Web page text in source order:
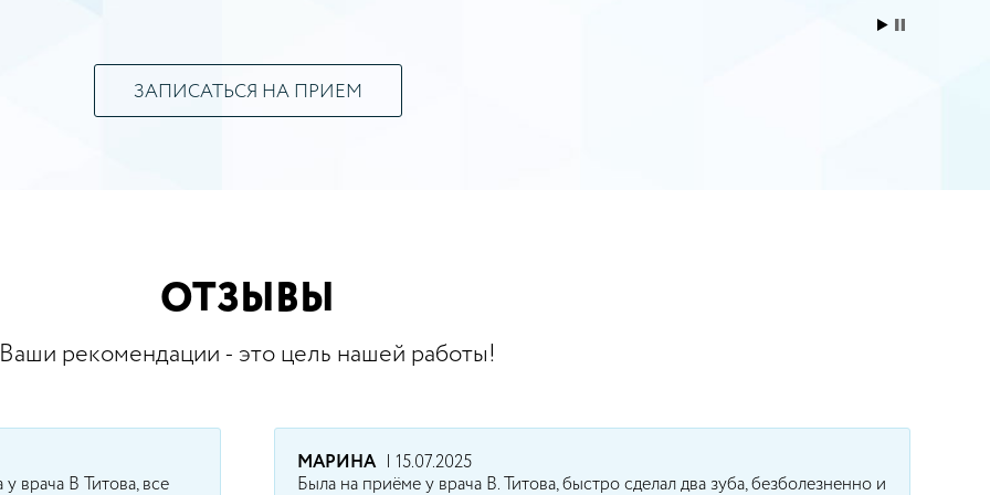
ЗАПИСАТЬСЯ НА ПРИЕМ
ОТЗЫВЫ
Ваши рекомендации - это цель нашей работы!
врача В Титова, все
МАРИНА
| 15.07.2025
Была на приёме у врача В. Титова, быстро сделал два зуба, безболезненно и